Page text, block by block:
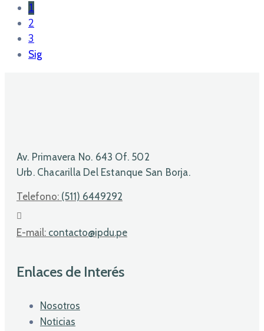
1
2
3
Sig
Av. Primavera No. 643 Of. 502
Urb. Chacarilla Del Estanque San Borja.
Telefono: (511) 6449292
E-mail: contacto@ipdu.pe
Enlaces de Interés
Nosotros
Noticias